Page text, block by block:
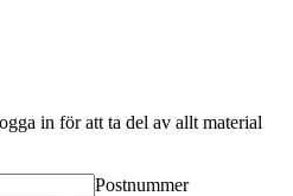
in för att ta del av allt material
Postnummer